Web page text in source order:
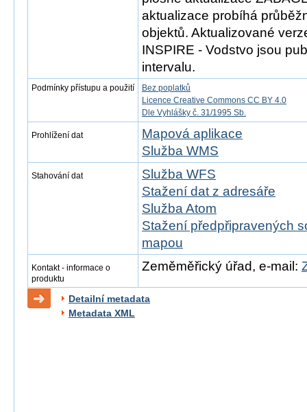
aktualizace probíhá
objektů. Aktualizované
INSPIRE - Vodstvo jsou
intervalu.
Podmínky přístupu a použití
Bez poplatků
Licence Creative Commons CC BY 4.0
Dle Vyhlášky č. 31/1995 Sb.
Prohlížení dat
Mapová aplikace
Služba WMS
Stahování dat
Služba WFS
Stažení dat z adresáře
Služba Atom
Stažení předpřipravených
mapou
Kontakt - informace o
produktu
Zeměměřický úřad, e-mail:
Detailní metadata
Metadata XML